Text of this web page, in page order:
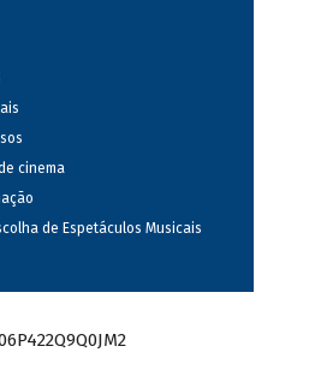
cinema
de Espetáculos Musicais